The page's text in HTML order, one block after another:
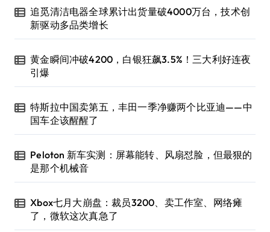
追觅清洁电器全球累计出货量破4000万台，技术创
新驱动多品类增长
黄金瞬间冲破4200，白银狂飙3.5%！三大利好连夜
引爆
特斯拉中国卖第五，丰田一季净赚两个比亚迪——中
国车企该醒醒了
Peloton 新车实测：屏幕能转、风扇怼脸，但最狠的
是那个机械音
Xbox七月大崩盘：裁员3200、卖工作室、网络瘫
了，微软这次真急了